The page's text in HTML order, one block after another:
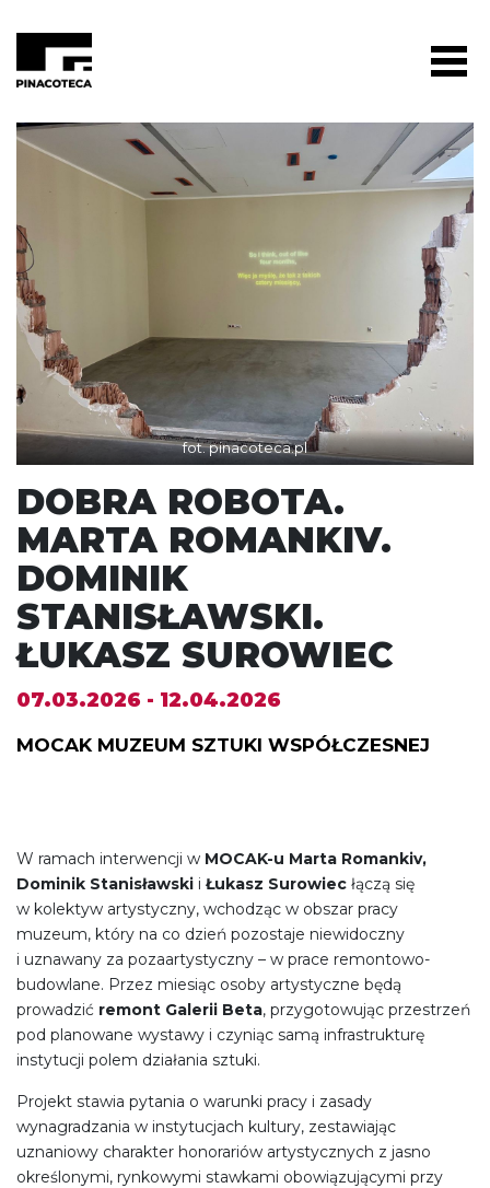
fot. pinacoteca.pl
DOBRA ROBOTA.
MARTA ROMANKIV.
DOMINIK
STANISŁAWSKI.
ŁUKASZ SUROWIEC
07.03.2026 - 12.04.2026
MOCAK MUZEUM SZTUKI WSPÓŁCZESNEJ
W ramach interwencji w MOCAK-u Marta Romankiv,
Dominik Stanisławski i Łukasz Surowiec łączą się
w kolektyw artystyczny, wchodząc w obszar pracy
muzeum, który na co dzień pozostaje niewidoczny
i uznawany za pozaartystyczny – w prace remontowo-
budowlane. Przez miesiąc osoby artystyczne będą
prowadzić remont Galerii Beta, przygotowując przestrzeń
pod planowane wystawy i czyniąc samą infrastrukturę
instytucji polem działania sztuki.
Projekt stawia pytania o warunki pracy i zasady
wynagradzania w instytucjach kultury, zestawiając
uznaniowy charakter honorariów artystycznych z jasno
określonymi, rynkowymi stawkami obowiązującymi przy